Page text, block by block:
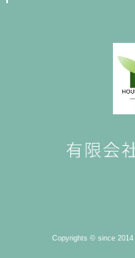
Copyrights © since 2014